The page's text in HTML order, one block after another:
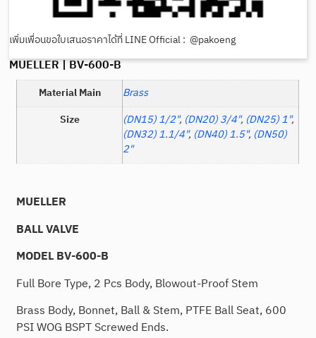
เพิ่มเพื่อนขอใบเสนอราคาได้ที่ LINE Official : @pakoeng
MUELLER | BV-600-B
Material Main
Brass
Size
(DN15) 1/2", (DN20) 3/4", (DN25) 1",
(DN32) 1.1/4", (DN40) 1.5", (DN50)
2"
MUELLER
BALLVALVE
MODELBV-600-B
Full Bore Type, 2 Pcs Body, Blowout-Proof Stem
Brass Body, Bonnet, Ball & Stem, PTFE Ball Seat, 600
PSI WOG BSPT Screwed Ends.